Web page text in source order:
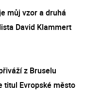
můj vzor a druhá
David Klammert
z Bruselu
titul Evropské město